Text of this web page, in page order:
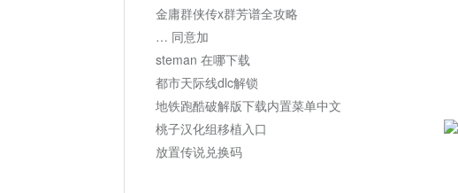
金庸群侠传x群芳谱全攻略
… 同意加
steman 在哪下载
都市天际线dlc解锁
地铁跑酷破解版下载内置菜单中文
桃子汉化组移植入口
放置传说兑换码